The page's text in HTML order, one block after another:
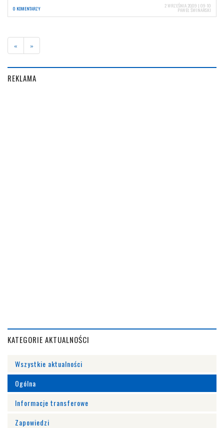
0 KOMENTARZY 2 WRZEŚNIA 2009 | 09:10
PAWEŁ ŚWINARSKI
« »
REKLAMA
KATEGORIE AKTUALNOŚCI
Wszystkie aktualności
Ogólna
Informacje transferowe
Zapowiedzi